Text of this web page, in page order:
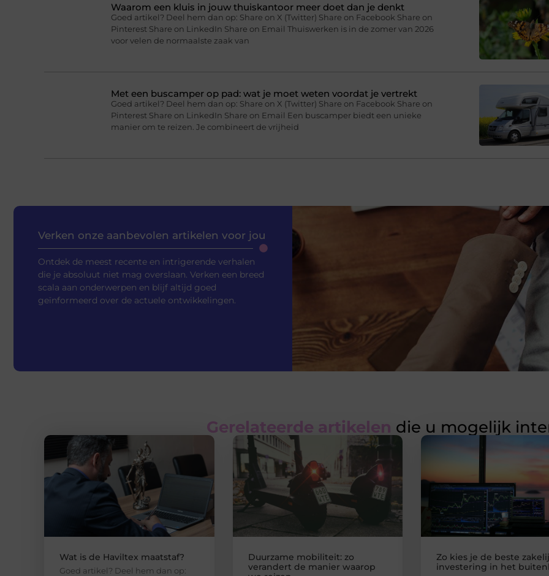
Waarom een kluis in jouw thuiskantoor meer doet dan je denkt
Goed artikel? Deel hem dan op: Share on X (Twitter) Share on Facebook Share on
Pinterest Share on LinkedIn Share on Email Thuiswerken is in de zomer van 2026
voor velen de normaalste zaak van
Met een buscamper op pad: wat je moet weten voordat je vertrekt
Goed artikel? Deel hem dan op: Share on X (Twitter) Share on Facebook Share on
Pinterest Share on LinkedIn Share on Email Een buscamper biedt een unieke
manier om te reizen. Je combineert de vrijheid
Verken onze aanbevolen artikelen voor jou
Ontdek de meest recente en intrigerende verhalen
die je absoluut niet mag overslaan. Verken een breed
scala aan onderwerpen en blijf altijd goed
geïnformeerd over de actuele ontwikkelingen.
Gerelateerde artikelen die u mogelijk
Wat is de Haviltex maatstaf?
Goed artikel? Deel hem dan op:
Duurzame mobiliteit: zo
verandert de manier waarop
Zo kies je de beste
investering in het